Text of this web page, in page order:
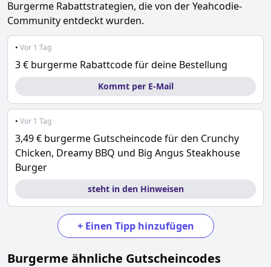
Burgerme Rabattstrategien, die von der Yeahcodie-
Community entdeckt wurden.
• Vor 1 Tag
3 € burgerme Rabattcode für deine Bestellung
Kommt per E-Mail
• Vor 1 Tag
3,49 € burgerme Gutscheincode für den Crunchy
Chicken, Dreamy BBQ und Big Angus Steakhouse
Burger
steht in den Hinweisen
+ Einen Tipp hinzufügen
Burgerme ähnliche Gutscheincodes